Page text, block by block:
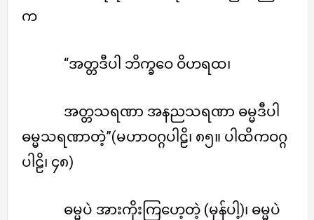
က
“အတ္တဒီပါ ဘိက္ခဝေ ဝိဟရထ၊
အတ္တသရဏာ အနညသရဏာ ဓမ္မဒီပါ
ဓမ္မသရဏာတဲ့”(မဟာဝဂ္ဂပါဠိ၊ ၈၅။ ပါထိကဝဂ္ဂ
ပါဠိ၊ ၄၈)
ဓမ္မပဲ အားကိုးကြဟေ့တဲ့ (မှန်ပါ့)၊ ဓမ္မပဲ